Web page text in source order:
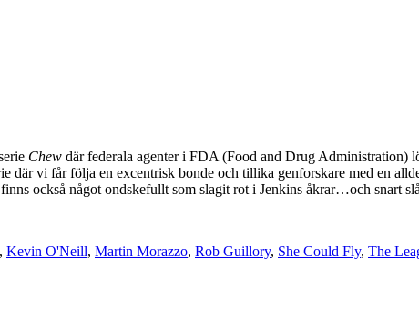
Chew där federala agenter i FDA (Food and Drug Administration)
vi får följa en excentrisk bonde och tillika genforskare med en
också något ondskefullt som slagit rot i Jenkins åkrar…och snart
, Kevin O'Neill, Martin Morazzo, Rob Guillory, She Could Fly, The